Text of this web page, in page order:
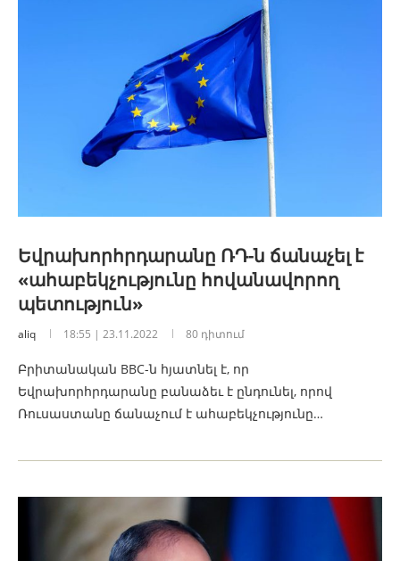
Եվրախորհրդարանը ՌԴ-ն ճանաչել է
«ահաբեկչությունը հովանավորող
պետություն»
aliq 18:55 | 23.11.2022 80 դիտում
Բրիտանական BBC-ն հյատնել է, որ
Եվրախորհրդարանը բանաձեւ է ընդունել, որով
Ռուսաստանը ճանաչում է ահաբեկչությունը…